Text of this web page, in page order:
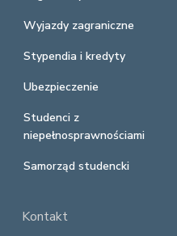
Wyjazdy zagraniczne
Stypendia i kredyty
Ubezpieczenie
Studenci z
niepełnosprawnościami
Samorząd studencki
Kontakt